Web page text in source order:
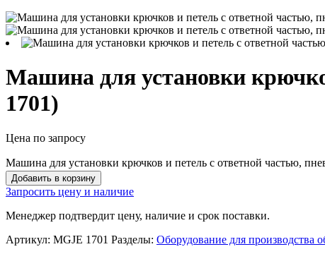
Машина для установки
1701)
Цена по запросу
Машина для установки крючков и петель с ответной частью,
Добавить в корзину
Запросить цену и наличие
Менеджер подтвердит цену, наличие и срок поставки.
Артикул: MGJE 1701 Разделы: Оборудование для производства